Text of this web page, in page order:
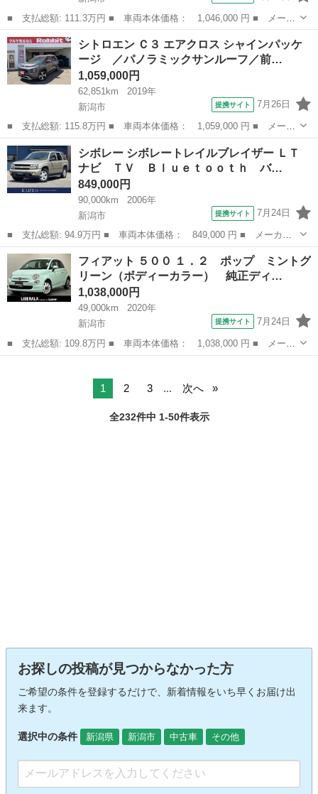
■ 支払総額: 111.3万円 ■ 車両本体価格： 1,046,000 円 ■ メーカ
ー名： ルノー ■ 車種名： トゥインゴ ■ グレード名： インテ
ンス 純正オーディオディスプレイ Ｂｌｕｅｔｏｏｔｈ ＡＭ Ｆ
Ｍ クル...
新潟 新潟市 その他
シトロエン Ｃ３ エアクロス シャインパッケ
ージ ／パノラミックサンルーフ／前…
1,059,000円
62,851km
2019年
新潟市
提携サイト 7月26日
■ 支払総額: 115.8万円 ■ 車両本体価格： 1,059,000 円 ■ メーカ
ー名： シトロエン ■ 車種名： Ｃ３ エアクロス ■ グレード
名： シャインパッケージ ／パノラミックサンルーフ／前後ドライ
ブレコーダ...
新潟 新潟市 その他
シボレー シボレートレイルブレイザー ＬＴ
ナビ ＴＶ Ｂｌｕｅｔｏｏｔｈ バ…
849,000円
90,000km
2006年
新潟市
提携サイト 7月24日
■ 支払総額: 94.9万円 ■ 車両本体価格： 849,000 円 ■ メーカー
名： シボレー ■ 車種名： シボレートレイルブレイザー ■ グレ
ード名： ＬＴ ナビ ＴＶ Ｂｌｕｅｔｏｏｔｈ バックカメラ
ＥＴＣ ヒッ...
新潟 新潟市
フィアット ５００ １．２ ポップ ミントグ
リーン（ボディーカラー） 純正ディ…
1,038,000円
49,000km
2020年
新潟市
提携サイト 7月24日
■ 支払総額: 109.8万円 ■ 車両本体価格： 1,038,000 円 ■ メーカ
ー名： フィアット ■ 車種名： ５００ ■ グレード名： １．
1 2 3 ... 次へ
全232件中 1-50件表示
お探しの投稿が見つからなかった方
ご希望の条件を登録するだけで、新着情報をいち早くお届け出
来ます。
選択中の条件 新潟県 新潟市 中古車 その他